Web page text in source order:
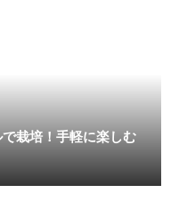
栽培！手軽に楽しむ